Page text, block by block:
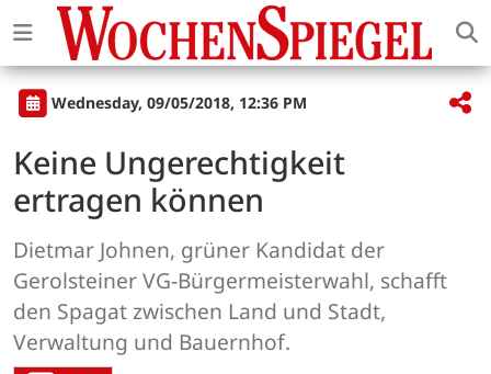
Wednesday, 09/05/2018, 12:36 PM
Keine Ungerechtigkeit
ertragen können
Dietmar Johnen, grüner Kandidat der
Gerolsteiner VG-Bürgermeisterwahl, schafft
den Spagat zwischen Land und Stadt,
Verwaltung und Bauernhof.